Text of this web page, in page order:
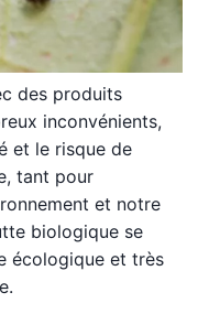
des produits
inconvénients,
et le risque de
tant pour
et notre
biologique se
écologique et très